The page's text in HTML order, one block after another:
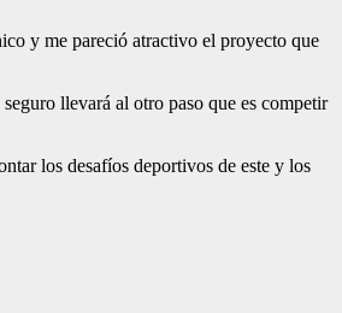
y me pareció atractivo el proyecto que
llevará al otro paso que es competir
los desafíos deportivos de este y los